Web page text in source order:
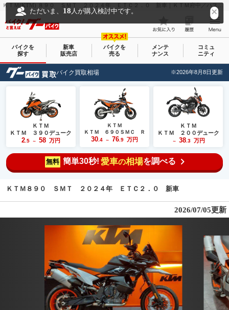
ＫＴＭ(KTM) ８９０ ＳＭＴ ２０２４年 ＥＴＣ２．０ 新車｜ＫＴＭ府中／ハスクバーナ・モーターサイクルズ府中｜新車・中古バイクなら【グーバイク(GooBike)】
ただいま、 18 人が購入検討中です。
バイクを
探す
新車
販売店
バイクを
売る
メンテ
ナンス
コミュ
ニティ
バイク買取相場 ※2026年8月8日更新
ＫＴＭ
ＫＴＭ ３９０デューク
2.5 ～ 58 万円
ＫＴＭ
ＫＴＭ ６９０ＳＭＣ Ｒ
30 .4 ～ 76 .9 万円
ＫＴＭ
ＫＴＭ ２００デューク
～ 38.3 万円
無料 簡単30秒! 愛車の相場を調べる
ＫＴＭ８９０ ＳＭＴ ２０２４年 ＥＴＣ２．０ 新車
2026/07/05更新